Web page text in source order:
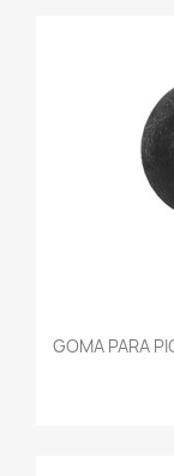
GOMA PARA